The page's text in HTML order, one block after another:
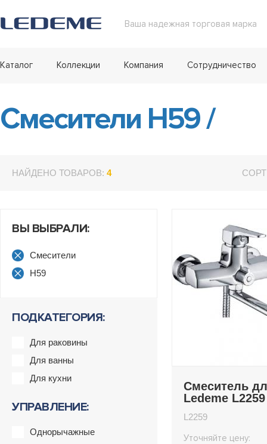
Ваша надежная торговая марка
Каталог Коллекции Компания Сотрудничество
Смесители H59/
НАЙДЕНО ТОВАРОВ: 4
ВЫ ВЫБРАЛИ:
Смесители
H59
ПОДКАТЕГОРИЯ:
Для раковины
Для ванны
Для кухни
УПРАВЛЕНИЕ:
Однорычажные
Смеситель
Ledeme L2259
L2259
Уточняйте цену: